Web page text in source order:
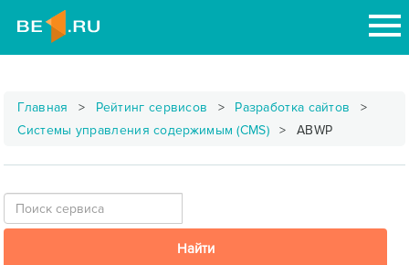
Главная Рейтинг сервисов
Разработка сайтов
Системы управления содержимым (CMS)
ABWP